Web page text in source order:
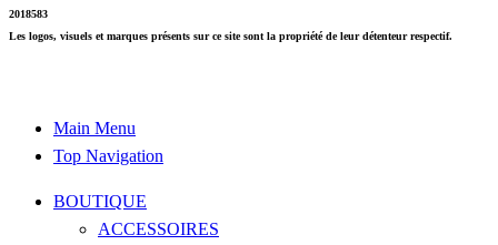
2018583
Les logos, visuels et marques présents sur ce site sont la propriété de leur détenteur respectif.
Main Menu
Top Navigation
BOUTIQUE
ACCESSOIRES